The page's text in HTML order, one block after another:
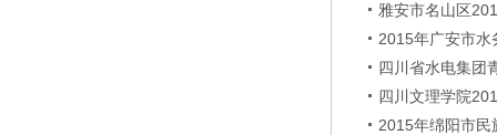
雅安市名山区
2015年广安市水
四川省水电集团
四川文理学院
2015年绵阳市民